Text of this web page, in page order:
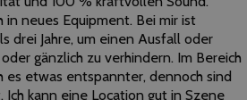
in neues Equipment. Bei mir ist
drei Jahre, um einen Ausfall oder
gänzlich zu verhindern. Im Bereich
es etwas entspannter, dennoch sind
kann eine Location gut in Szene